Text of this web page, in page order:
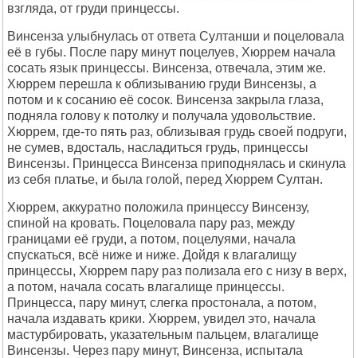
взгляда, от груди принцессы.
Винсенза улыбнулась от ответа Султанши и поцеловала
её в губы. После пару минут поцелуев, Хюррем начала
сосать язык принцессы. Винсенза, отвечала, этим же.
Хюррем перешла к облизыванию груди Винсензы, а
потом и к сосанию её сосок. Винсенза закрыла глаза,
подняла голову к потолку и получала удовольствие.
Хюррем, где-то пять раз, облизывая грудь своей подруги,
не сумев, вдосталь, насладиться грудь, принцессы
Винсензы. Принцесса Винсенза приподнялась и скинула
из себя платье, и была голой, перед Хюррем Султан.
Хюррем, аккуратно положила принцессу Винсензу,
спиной на кровать. Поцеловала пару раз, между
границами её груди, а потом, поцелуями, начала
спускаться, всё ниже и ниже. Дойдя к влагалищу
принцессы, Хюррем пару раз полизала его с низу в верх,
а потом, начала сосать влагалище принцессы.
Принцесса, пару минут, слегка простонала, а потом,
начала издавать крики. Хюррем, увидел это, начала
мастурбировать, указательным пальцем, влагалище
Винсензы. Через пару минут, Винсенза, испытала